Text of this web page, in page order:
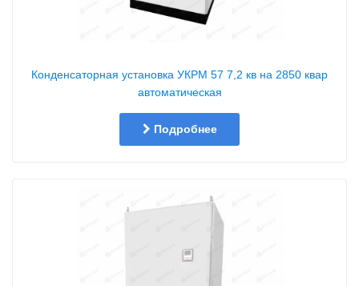
Конденсаторная установка УКРМ 57 7,2 кв на 2850 квар
автоматическая
Подробнее